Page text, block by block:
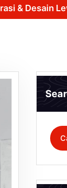
& Desain